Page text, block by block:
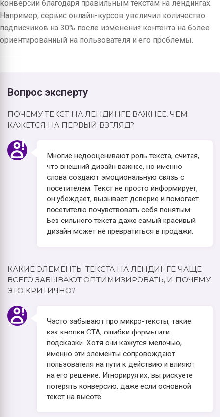
конверсии благодаря правильным текстам на лендингах.
Например, сервис онлайн-курсов увеличил количество
подписчиков на 30% после изменения контента на более
ориентированный на пользователя и его проблемы.
Вопрос эксперту
ПОЧЕМУ ТЕКСТ НА ЛЕНДИНГЕ ВАЖНЕЕ, ЧЕМ
КАЖЕТСЯ НА ПЕРВЫЙ ВЗГЛЯД?
Многие недооценивают роль текста, считая,
что внешний дизайн важнее, но именно
слова создают эмоциональную связь с
посетителем. Текст не просто информирует,
он убеждает, вызывает доверие и помогает
посетителю почувствовать себя понятым.
Без сильного текста даже самый красивый
дизайн может не превратиться в продажи.
КАКИЕ ЭЛЕМЕНТЫ ТЕКСТА НА ЛЕНДИНГЕ ЧАЩЕ
ВСЕГО ЗАБЫВАЮТ ОПТИМИЗИРОВАТЬ, И ПОЧЕМУ
ЭТО КРИТИЧНО?
Часто забывают про микро-тексты, такие
как кнопки CTA, ошибки формы или
подсказки. Хотя они кажутся мелочью,
именно эти элементы сопровождают
пользователя на пути к действию и влияют
на его решение. Игнорируя их, вы рискуете
потерять конверсию, даже если основной
текст на высоте.